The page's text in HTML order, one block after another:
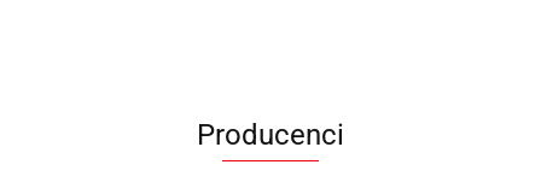
Producenci